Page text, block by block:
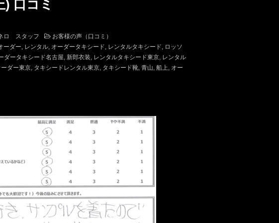
口コミ
ロ スタッフ
お客様の声（口コミ）
ーダー レンタル オーダータキシード レンタルタキシード
ロッソ
ダータキシード名古屋 新郎衣装 レンタルタキシード東京 レンタル
ダー東京 タキシードレンタル東京 タキシード靴 青山 船上 オー